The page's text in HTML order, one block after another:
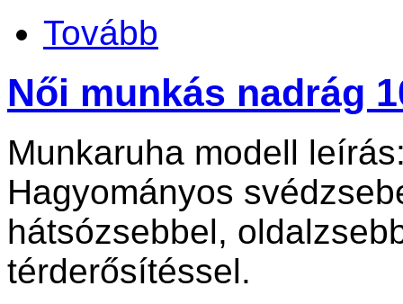
Tovább
Női munkás nadrág
Munkaruha modell
Hagyományos
hátsózsebbel,
térderősítéssel.